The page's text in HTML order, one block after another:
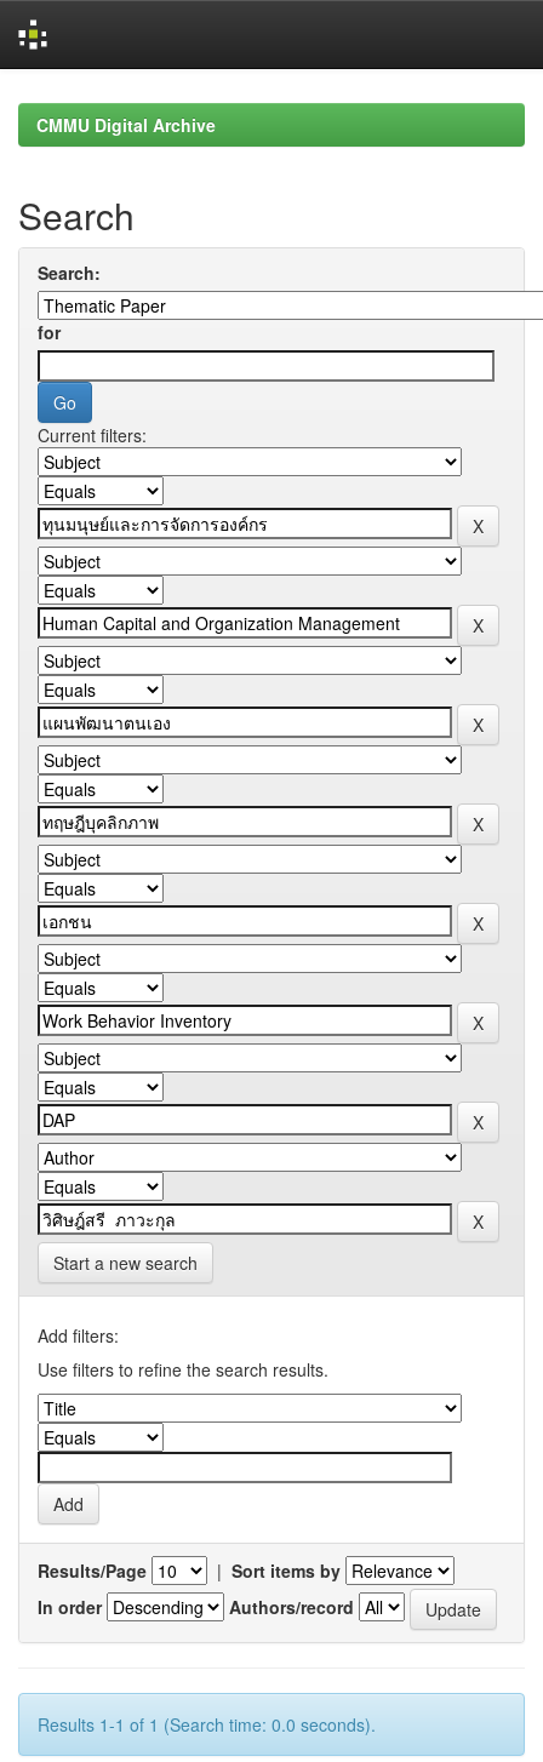
navigationCMMU Digital Archive
Search
Search:
for
Current filters:
Start a new search
Add filters:
Use filters to refine the search results.
Results/Page | Sort items by
In order
Authors/record
Results 1-1 of 1 (Search time: 0.0 seconds).